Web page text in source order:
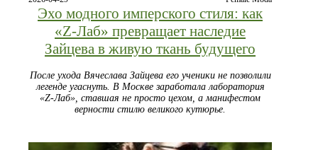
Эхо модного имперского стиля: как
«Z-Лаб» превращает наследие
Зайцева в живую ткань будущего
После ухода Вячеслава Зайцева его ученики не позволили
легенде угаснуть. В Москве заработала лаборатория
«Z-Лаб», ставшая не просто цехом, а манифестом
верности стилю великого кутюрье.